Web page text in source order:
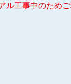
ル工事中のためご